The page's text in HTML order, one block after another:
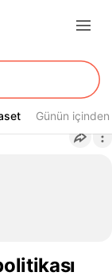
Günün içinden